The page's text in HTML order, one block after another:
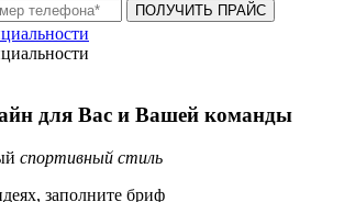
ПОЛУЧИТЬ ПРАЙС
для Вас и Вашей команды
спортивный стиль
заполните бриф